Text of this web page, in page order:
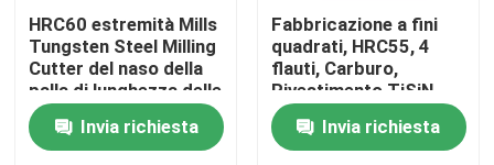
Casa
Prodotti
Video
HRC60 estremità Mills
Tungsten Steel Milling
Cutter del naso della
palla di lunghezza delle
flauto del carburo 2
con la testa della palla
Invia richiesta
Fabbricazione a fini
quadrati, HRC55, 4
flauti, Carburo,
Rivestimento TiSiN
Invia richiesta